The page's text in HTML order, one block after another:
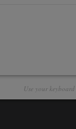
Use your